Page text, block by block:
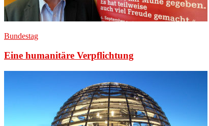
Bundestag
Eine humanitäre Verpflichtung